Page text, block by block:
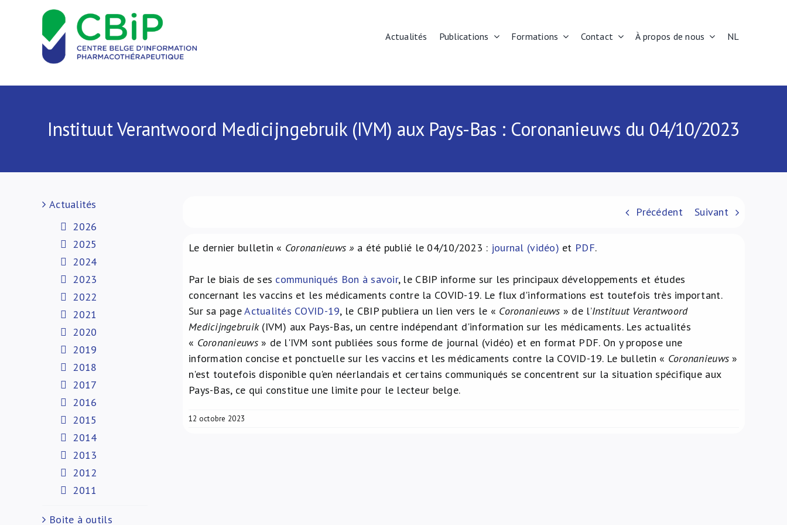
Actualités Publications Formations Contact À propos de nous NL
Instituut Verantwoord Medicijngebruik (IVM) aux Pays-Bas : Coronanieuws du 04/10/2023
Précédent Suivant
Le dernier bulletin « Coronanieuws » a été publié le 04/10/2023 : journal (vidéo) et PDF.
Par le biais de ses communiqués Bon à savoir, le CBIP informe sur les principaux développements et études
concernant les vaccins et les médicaments contre la COVID-19. Le flux d'informations est toutefois très important.
Sur sa pageActualités COVID-19, le CBIP publiera un lien vers le « Coronanieuws » de l’Instituut Verantwoord
Medicijngebruik(IVM) aux Pays-Bas, un centre indépendant d'information sur les médicaments. Les actualités
« Coronanieuws» de l'IVM sont publiées sous forme de journal (vidéo) et en format PDF. On y propose une
information concise et ponctuelle sur les vaccins et les médicaments contre la COVID-19. Le bulletin « Coronanieuws »
n'est toutefois disponible qu'en néerlandais et certains communiqués se concentrent sur la situation spécifique aux
Pays-Bas, ce qui constitue une limite pour le lecteur belge.
12 octobre 2023
Actualités
2026
2025
2024
2023
2022
2021
2020
2019
2018
2017
2016
2015
2014
2013
2012
2011
Boite à outils